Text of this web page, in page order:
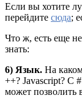
Если вы хотите
перейдите сюда;
Что ж, есть еще
знать:
6) Язык. На
++? Javascript? C
может позволить